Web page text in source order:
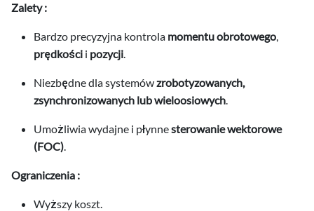
Zalety :
Bardzo precyzyjna kontrola momentu obrotowego,
prędkości i pozycji.
Niezbędne dla systemówzrobotyzowanych,
zsynchronizowanych lub wieloosiowych.
Umożliwia wydajne i płynnesterowanie wektorowe
(FOC).
Ograniczenia :
Wyższy koszt.